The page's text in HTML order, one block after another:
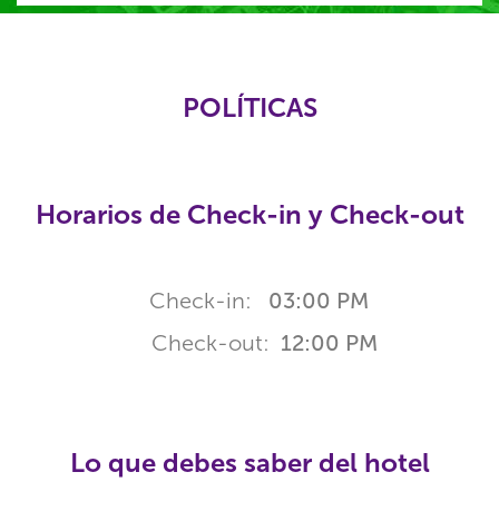
POLÍTICAS
Horarios de Check-in y Check-out
Check-in: 03:00 PM
Check-out: 12:00 PM
Lo que debes saber del hotel